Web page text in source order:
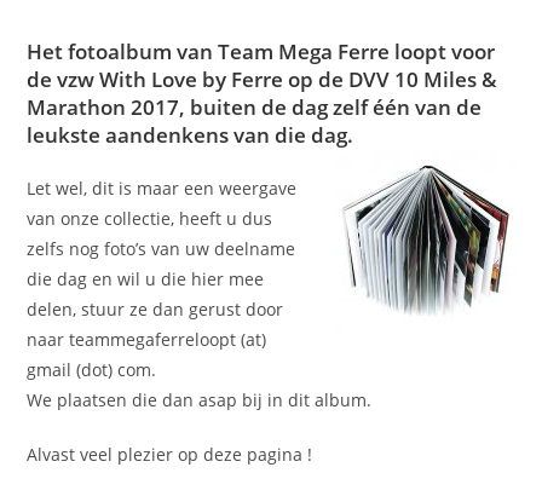
Het fotoalbum van Team Mega Ferre loopt voor
de vzw With Love by Ferre op de DVV 10 Miles &
Marathon 2017, buiten de dag zelf één van de
leukste aandenkens van die dag.
Let wel, dit is maar een weergave
van onze collectie, heeft u dus
zelfs nog foto’s van uw deelname
die dag en wil u die hier mee
delen, stuur ze dan gerust door
naar teammegaferreloopt (at)
gmail (dot) com.
We plaatsen die dan asap bij in dit album.
Alvast veel plezier op deze pagina !